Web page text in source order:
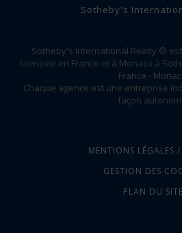
Sotheby's
Sotheby's International Realty ®
licenciée en France et à Monaco à
France -
Chaque agence est une entreprise
façon
MENTIONS LÉGALES
GESTION DES
PLAN DU SITE